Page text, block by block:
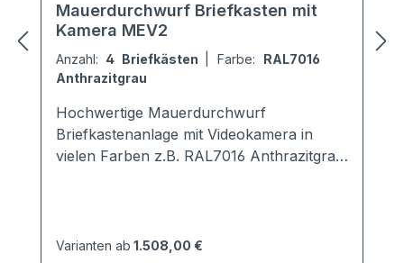
Mauerdurchwurf Briefkasten mit
Kamera MEV2
Anzahl: 4 Briefkästen Farbe: RAL7016
Anthrazitgrau
Hochwertige Mauerdurchwurf
Briefkastenanlage mit Videokamera in
vielen Farben z.B. RAL7016 Anthrazitgrau.
Briefkasten ist entsprechend der
Varianten ab 1.508,00 €